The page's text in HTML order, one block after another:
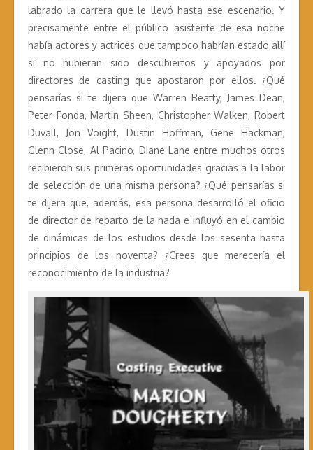
labrado la carrera que le llevó hasta ese escenario. Y
precisamente entre el público asistente de esa noche
había actores y actrices que tampoco habrían estado allí
si no hubieran sido descubiertos y apoyados por
directores de casting que apostaron por ellos. ¿Qué
pensarías si te dijera que Warren Beatty, James Dean,
Peter Fonda, Martin Sheen, Christopher Walken, Robert
Duvall, Jon Voight, Dustin Hoffman, Gene Hackman,
Glenn Close, Al Pacino, Diane Lane entre muchos otros
recibieron sus primeras oportunidades gracias a la labor
de selección de una misma persona? ¿Qué pensarías si
te dijera que, además, esa persona desarrolló el oficio
de director de reparto de la nada e influyó en el cambio
de dinámicas de los estudios desde los sesenta hasta
principios de los noventa? ¿Crees que merecería el
reconocimiento de la industria?